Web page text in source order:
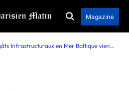
Magazine
en Mer Baltique viennent perturber les fêtes de fin d’année.